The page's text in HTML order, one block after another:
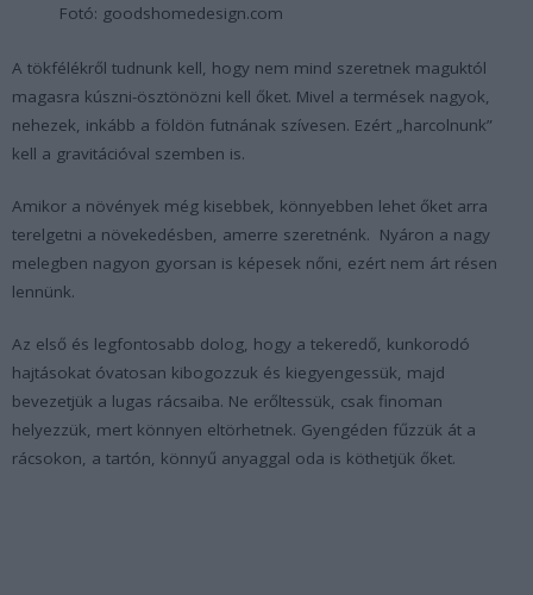
Fotó: goodshomedesign.com
A tökfélékről tudnunk kell, hogy nem mind szeretnek maguktól
magasra kúszni-ösztönözni kell őket. Mivel a termések nagyok,
nehezek, inkább a földön futnának szívesen. Ezért „harcolnunk”
kell a gravitációval szemben is.
Amikor a növények még kisebbek, könnyebben lehet őket arra
terelgetni a növekedésben, amerre szeretnénk. Nyáron a nagy
melegben nagyon gyorsan is képesek nőni, ezért nem árt résen
lennünk.
Az első és legfontosabb dolog, hogy a tekeredő, kunkorodó
hajtásokat óvatosan kibogozzuk és kiegyengessük, majd
bevezetjük a lugas rácsaiba. Ne erőltessük, csak finoman
helyezzük, mert könnyen eltörhetnek. Gyengéden fűzzük át a
rácsokon, a tartón, könnyű anyaggal oda is köthetjük őket.